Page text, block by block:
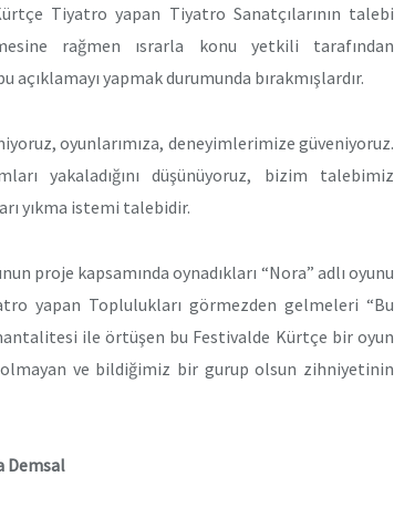
Tiyatro yapan Tiyatro Sanatçılarının talebi
rağmen ısrarla konu yetkili tarafından
yapmak durumunda bırakmışlardır.
oyunlarımıza, deneyimlerimize güveniyoruz.
yakaladığını düşünüyoruz, bizim talebimiz
yıkma istemi talebidir.
proje kapsamında oynadıkları “Nora” adlı oyunu
yapan Toplulukları görmezden gelmeleri “Bu
ile örtüşen bu Festivalde Kürtçe bir oyun
ve bildiğimiz bir gurup olsun zihniyetinin
Demsal